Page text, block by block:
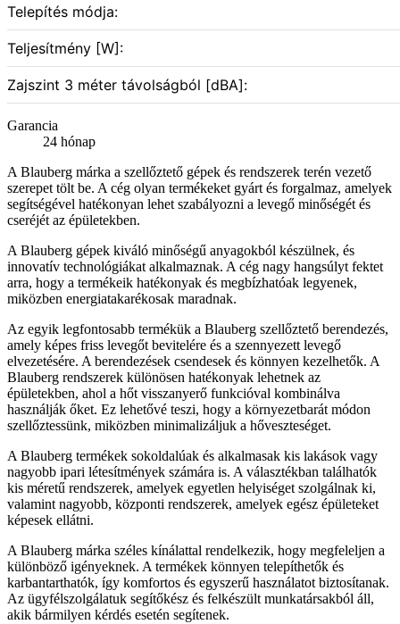
Telepítés módja:
Teljesítmény [W]:
Zajszint 3 méter távolságból [dBA]:
Garancia
24 hónap
A Blauberg márka a szellőztető gépek és rendszerek terén vezető
szerepet tölt be. A cég olyan termékeket gyárt és forgalmaz, amelyek
segítségével hatékonyan lehet szabályozni a levegő minőségét és
cseréjét az épületekben.
A Blauberg gépek kiváló minőségű anyagokból készülnek, és
innovatív technológiákat alkalmaznak. A cég nagy hangsúlyt fektet
arra, hogy a termékeik hatékonyak és megbízhatóak legyenek,
miközben energiatakarékosak maradnak.
Az egyik legfontosabb termékük a Blauberg szellőztető berendezés,
amely képes friss levegőt bevitelére és a szennyezett levegő
elvezetésére. A berendezések csendesek és könnyen kezelhetők. A
Blauberg rendszerek különösen hatékonyak lehetnek az
épületekben, ahol a hőt visszanyerő funkcióval kombinálva
használják őket. Ez lehetővé teszi, hogy a környezetbarát módon
szellőztessünk, miközben minimalizáljuk a hőveszteséget.
A Blauberg termékek sokoldalúak és alkalmasak kis lakások vagy
nagyobb ipari létesítmények számára is. A választékban találhatók
kis méretű rendszerek, amelyek egyetlen helyiséget szolgálnak ki,
valamint nagyobb, központi rendszerek, amelyek egész épületeket
képesek ellátni.
A Blauberg márka széles kínálattal rendelkezik, hogy megfeleljen a
különböző igényeknek. A termékek könnyen telepíthetők és
karbantarthatók, így komfortos és egyszerű használatot biztosítanak.
Az ügyfélszolgálatuk segítőkész és felkészült munkatársakból áll,
akik bármilyen kérdés esetén segítenek.